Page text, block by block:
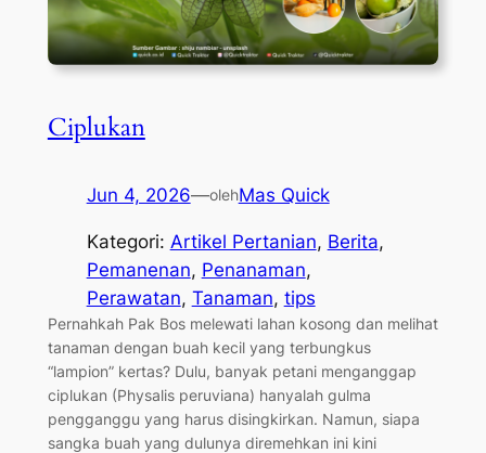
Ciplukan
Jun 4, 2026—olehMas Quick
Kategori: Artikel Pertanian, Berita
Pemanenan, Penanaman
Perawatan, Tanaman, tips
Pernahkah Pak Bos melewati lahan kosong dan melihat
tanaman dengan buah kecil yang terbungkus
“lampion” kertas? Dulu, banyak petani menganggap
ciplukan (Physalis peruviana) hanyalah gulma
pengganggu yang harus disingkirkan. Namun, siapa
sangka buah yang dulunya diremehkan ini kini